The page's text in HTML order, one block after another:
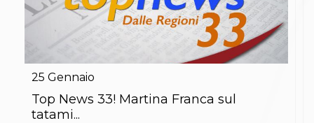
25 Gennaio
Top News 33! Martina Franca sul
tatami...